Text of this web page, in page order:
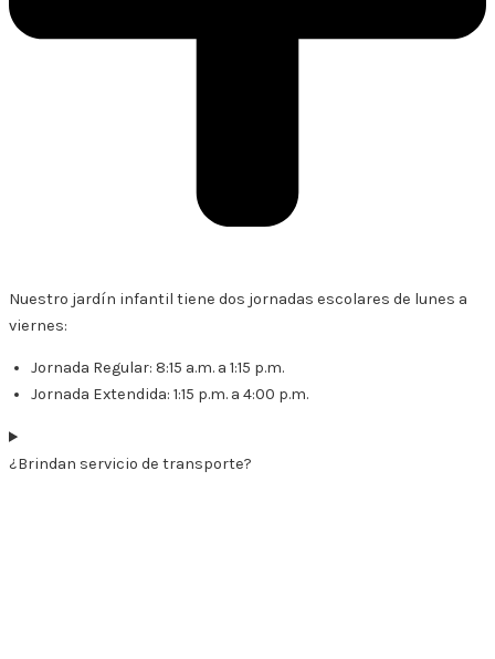
Nuestro jardín infantil tiene dos jornadas escolares de lunes a
viernes:
Jornada Regular: 8:15 a.m. a 1:15 p.m.
Jornada Extendida: 1:15 p.m. a 4:00 p.m.
¿Brindan servicio de transporte?